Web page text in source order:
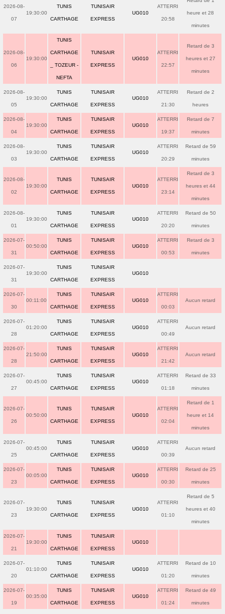
2026-08-
07
19:30:00
TUNIS
CARTHAGE
TUNISAIR
EXPRESS
UG010
ATTERRI
20:58
heure et 28
minutes
2026-08-
06
19:30:00
TUNIS
CARTHAGE
_ TOZEUR -
NEFTA
TUNISAIR
EXPRESS
UG010
ATTERRI
22:57
Retard de 3
heures et 27
minutes
2026-08-
05
19:30:00
TUNIS
CARTHAGE
TUNISAIR
EXPRESS
UG010
ATTERRI
21:30
Retard de 2
heures
2026-08-
04
19:30:00
TUNIS
CARTHAGE
TUNISAIR
EXPRESS
UG010
ATTERRI
19:37
Retard de 7
minutes
2026-08-
03
19:30:00
TUNIS
CARTHAGE
TUNISAIR
EXPRESS
UG010
ATTERRI
20:29
Retard de 59
minutes
2026-08-
02
19:30:00
TUNIS
CARTHAGE
TUNISAIR
EXPRESS
UG010
ATTERRI
23:14
Retard de 3
heures et 44
minutes
2026-08-
01
19:30:00
TUNIS
CARTHAGE
TUNISAIR
EXPRESS
UG010
ATTERRI
20:20
Retard de 50
minutes
2026-07-
31
00:50:00
TUNIS
CARTHAGE
TUNISAIR
EXPRESS
UG010
ATTERRI
00:53
Retard de 3
minutes
2026-07-
31
19:30:00
TUNIS
CARTHAGE
TUNISAIR
EXPRESS
UG010
2026-07-
30
00:11:00
TUNIS
CARTHAGE
TUNISAIR
EXPRESS
UG010
ATTERRI
00:03
Aucun retard
2026-07-
28
01:20:00
TUNIS
CARTHAGE
TUNISAIR
EXPRESS
UG010
ATTERRI
00:49
Aucun retard
2026-07-
28
21:50:00
TUNIS
CARTHAGE
TUNISAIR
EXPRESS
UG010
ATTERRI
21:42
Aucun retard
2026-07-
27
00:45:00
TUNIS
CARTHAGE
TUNISAIR
EXPRESS
UG010
ATTERRI
01:18
Retard de 33
minutes
2026-07-
26
00:50:00
TUNIS
CARTHAGE
TUNISAIR
EXPRESS
UG010
ATTERRI
02:04
Retard de 1
heure et 14
minutes
2026-07-
25
00:45:00
TUNIS
CARTHAGE
TUNISAIR
EXPRESS
UG010
ATTERRI
00:39
Aucun retard
2026-07-
23
00:05:00
TUNIS
CARTHAGE
TUNISAIR
EXPRESS
UG010
ATTERRI
00:30
Retard de 25
minutes
2026-07-
23
19:30:00
TUNIS
CARTHAGE
TUNISAIR
EXPRESS
UG010
ATTERRI
01:10
Retard de 5
heures et 40
minutes
2026-07-
21
19:30:00
TUNIS
CARTHAGE
TUNISAIR
EXPRESS
UG010
2026-07-
20
01:10:00
TUNIS
CARTHAGE
TUNISAIR
EXPRESS
UG010
ATTERRI
01:20
Retard de 10
minutes
2026-07-
19
00:35:00
TUNIS
CARTHAGE
TUNISAIR
EXPRESS
UG010
ATTERRI
01:24
Retard de 49
minutes